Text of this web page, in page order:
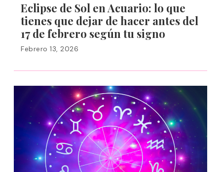
Eclipse de Sol en Acuario: lo que
tienes que dejar de hacer antes del
17 de febrero según tu signo
Febrero 13, 2026